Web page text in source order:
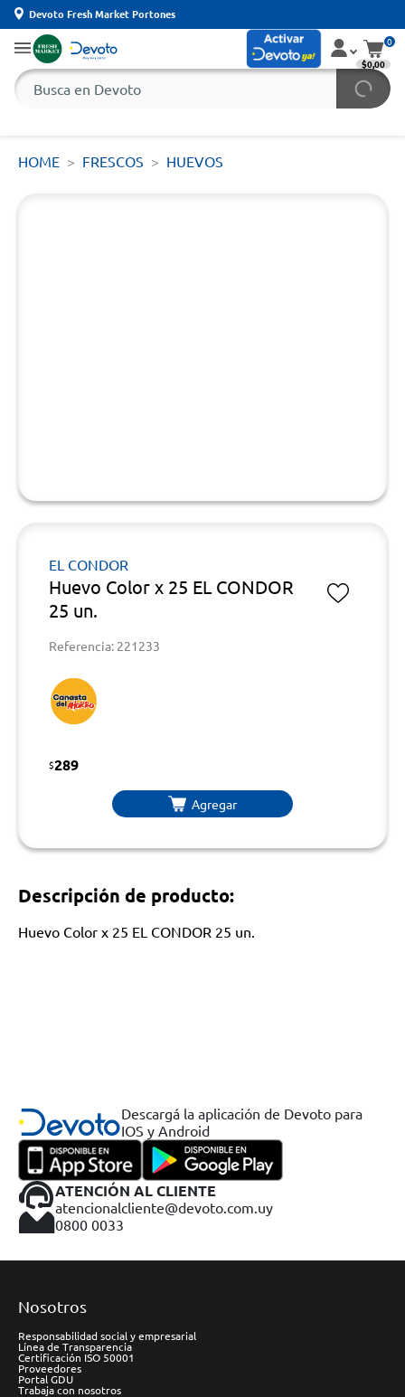
Devoto Fresh Market Portones
0
$0,00
HOME FRESCOS HUEVOS
EL CONDOR
Huevo Color x 25 EL CONDOR
25 un.
Referencia: 221233
$289
Agregar
Descripción de producto:
Huevo Color x 25 EL CONDOR 25 un.
Descargá la aplicación de Devoto para
IOS y Android
ATENCIÓN AL CLIENTE
atencionalcliente@devoto.com.uy
0800 0033
Nosotros
Responsabilidad social y empresarial
Línea de Transparencia
Certificación ISO 50001
Proveedores
Portal GDU
Trabaja con nosotros